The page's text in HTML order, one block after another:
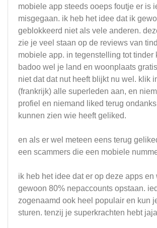
mobiele app steeds ooeps foutje er is
misgegaan. ik heb het idee dat ik
geblokkeerd niet als vele anderen.
zie je veel staan op de reviews van
mobiele app. in tegenstelling tot tinder
badoo wel je land en woonplaats
niet dat dat nut heeft blijkt nu wel. klik
(frankrijk) alle superleden aan, en
profiel en niemand liked terug
kunnen zien wie heeft geliked.
en als er wel meteen eens terug
een scammers die een mobiele
ik heb het idee dat er op deze apps en
gewoon 80% nepaccounts opstaan.
zogenaamd ook heel populair en kun
sturen. tenzij je superkrachten hebt